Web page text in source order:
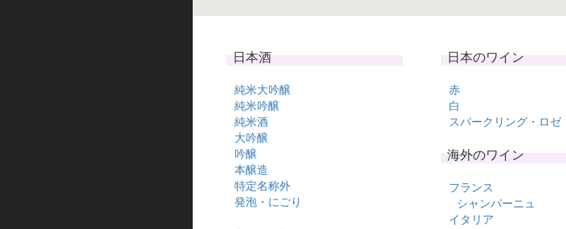
日本酒
純米大吟醸
純米吟醸
純米酒
大吟醸
吟醸
本醸造
特定名称外
発泡・にごり
日本のワイン
赤
白
スパークリング・ロゼ
海外のワイン
フランス
シャンパーニュ
イタリア